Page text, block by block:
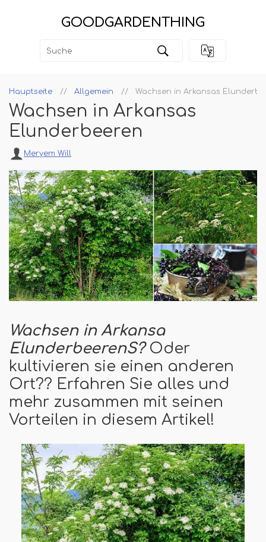
GOODGARDENTHING
Hauptseite Allgemein Wachsen in Arkansas
Wachsen in Arkansas
Elunderbeeren
Meryem Will
Wachsen in Arkansa
ElunderbeerenS?Oder
kultivieren sie einen anderen
Ort?? Erfahren Sie alles und
mehr zusammen mit seinen
Vorteilen in diesem Artikel!